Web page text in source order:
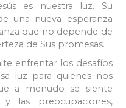
es nuestra luz. Su
una nueva esperanza
que no depende de
de Sus promesas.
enfrentar los desafíos
luz para quienes nos
a menudo se siente
las preocupaciones,